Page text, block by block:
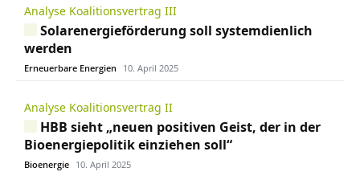
Analyse Koalitionsvertrag III
Solarenergieförderung soll systemdienlich
werden
Erneuerbare Energien 10. April 2025
Analyse Koalitionsvertrag II
HBB sieht „neuen positiven Geist, der in der
Bioenergiepolitik einziehen soll“
Bioenergie 10. April 2025